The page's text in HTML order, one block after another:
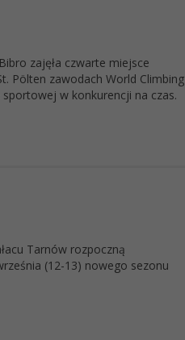
zajęła czwarte miejsce
Pölten zawodach World Climbing
sportowej w konkurencji na czas.
Tarnów rozpoczną
(12-13) nowego sezonu